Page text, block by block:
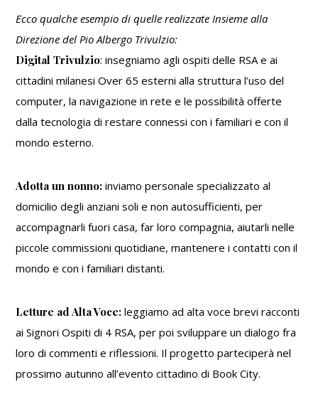
Ecco qualche esempio di quelle realizzate Insieme alla
Direzione del Pio Albergo Trivulzio:
Digital Trivulzio: insegniamo agli ospiti delle RSA e ai
cittadini milanesi Over 65 esterni alla struttura l’uso del
computer, la navigazione in rete e le possibilità offerte
dalla tecnologia di restare connessi con i familiari e con il
mondo esterno.
Adotta un nonno: inviamo personale specializzato al
domicilio degli anziani soli e non autosufficienti, per
accompagnarli fuori casa, far loro compagnia, aiutarli nelle
piccole commissioni quotidiane, mantenere i contatti con il
mondo e con i familiari distanti.
Letture ad Alta Voce: leggiamo ad alta voce brevi racconti
ai Signori Ospiti di 4 RSA, per poi sviluppare un dialogo fra
loro di commenti e riflessioni. Il progetto parteciperà nel
prossimo autunno all’evento cittadino di Book City.